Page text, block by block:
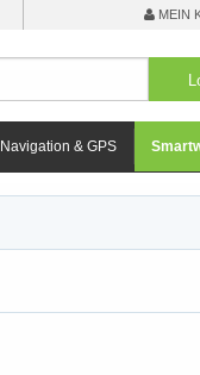
MEIN
Navigation & GPS